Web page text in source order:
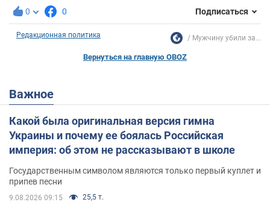
0 0 Подписаться
Редакционная политика Мужчину убили за...
Вернуться на главную OBOZ
Важное
Какой была оригинальная версия гимна
Украины и почему ее боялась Российская
империя: об этом не рассказывают в школе
Государственным символом являются только первый куплет и
припев песни
9.08.2026 09:15 25,5 т.